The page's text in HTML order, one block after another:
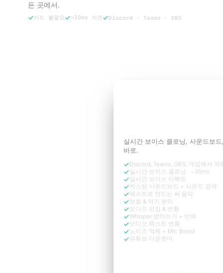
든 곳에서.
카드 불필요 ~30ms 지연 Discord · Teams · OBS
실시간 보이스 클로닝, 사운드보
바로.
Discord, Teams, OBS, 게임에서 작
실시간 보이스 클로닝 · ~30ms
실시간 보이스 이펙트
커스텀 사운드보드 + 사운드 검색
텍스트로 만드는 AI 음악
보컬 & 악기 분리
오디오 편집 & 변환
Whisper 받아쓰기 + 번역
오디오 텍스트 변환
노이즈 억제 + Mic Boost
유튜브 다운로더